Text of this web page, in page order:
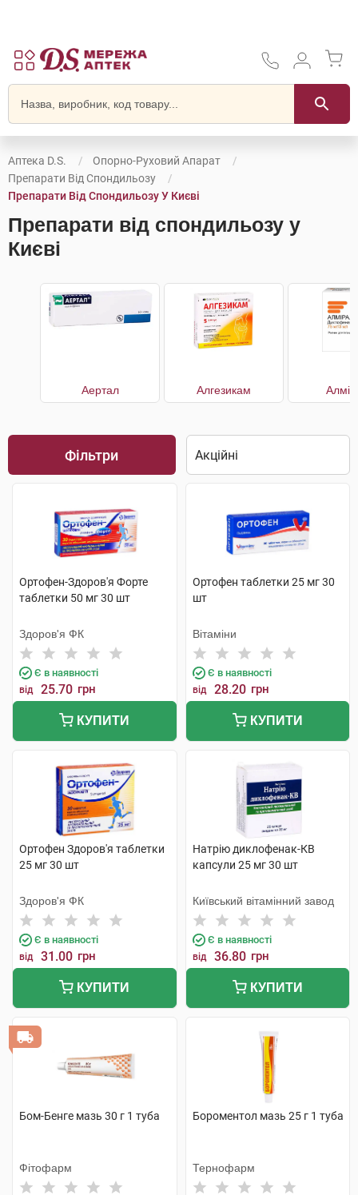
Аптека D.S.
Опорно-Руховий Апарат
Препарати Від Спондильозу
Препарати Від Спондильозу У Києві
Препарати від спондильозу у
Києві
Аертал Алгезикам
Фільтри
Ортофен-Здоров'я Форте
таблетки 50 мг 30 шт
Здоров'я ФК
Є в наявності
від 25.70 грн
КУПИТИ
Ортофен таблетки 25 мг 30
шт
Вітаміни
Є в наявності
від 28.20 грн
КУПИТИ
Ортофен Здоров'я таблетки
25 мг 30 шт
Здоров'я ФК
Є в наявності
від 31.00 грн
КУПИТИ
Натрію диклофенак-КВ
капсули 25 мг 30 шт
Київський вітамінний завод
Є в наявності
від 36.80 грн
КУПИТИ
Бом-Бенге мазь 30 г 1 туба
Фітофарм
Бороментол мазь 25 г 1 туба
Тернофарм